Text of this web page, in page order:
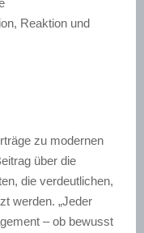
Reaktion und
zu modernen
über die
die verdeutlichen,
werden. „Jeder
– ob bewusst